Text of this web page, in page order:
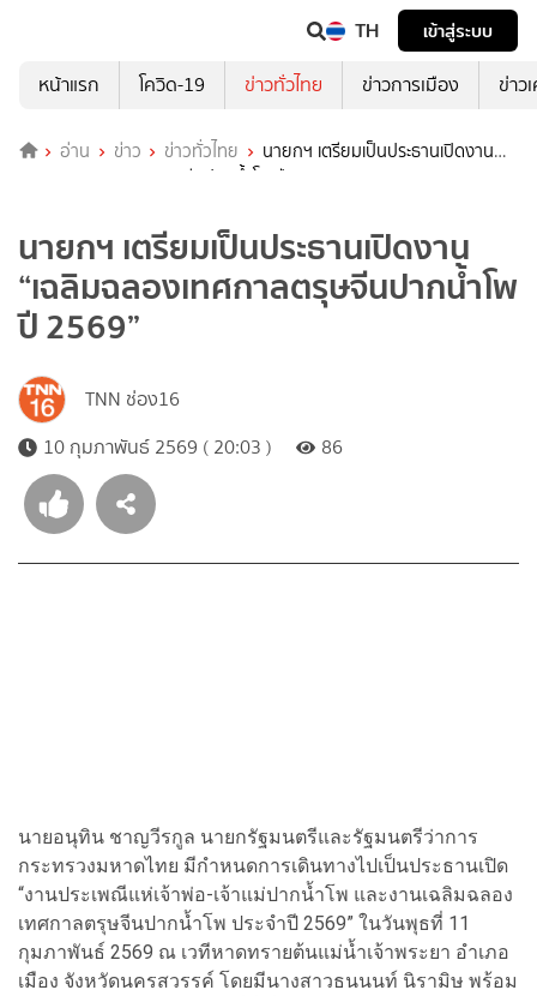
TH
เข้าสู่ระบบ
หน้าแรก
โควิด-19 ข่าวทั่วไทย ข่าวการเมือง ข่าว
อ่าน ข่าว ข่าวทั่วไทย
นายกฯ เตรียมเป็นประธานเปิดงาน
“เฉลิมฉลองเทศกาลตรุษจีนปากน้ำโพ ปี 2569”
นายกฯ เตรียมเป็นประธานเปิดงาน
“เฉลิมฉลองเทศกาลตรุษจีนปากน้ำโพ
ปี 2569”
TNN ช่อง16
10 กุมภาพันธ์ 2569 ( 20:03 )
86
นายอนุทิน ชาญวีรกูล นายกรัฐมนตรีและรัฐมนตรีว่าการ
กระทรวงมหาดไทย มีกำหนดการเดินทางไปเป็นประธานเปิด
“งานประเพณีแห่เจ้าพ่อ-เจ้าแม่ปากน้ำโพ และงานเฉลิมฉลอง
เทศกาลตรุษจีนปากน้ำโพ ประจำปี 2569” ในวันพุธที่ 11
กุมภาพันธ์ 2569 ณ เวทีหาดทรายต้นแม่น้ำเจ้าพระยา อำเภอ
เมือง จังหวัดนครสวรรค์ โดยมีนางสาวธนนนท์ นิรามิษ พร้อม